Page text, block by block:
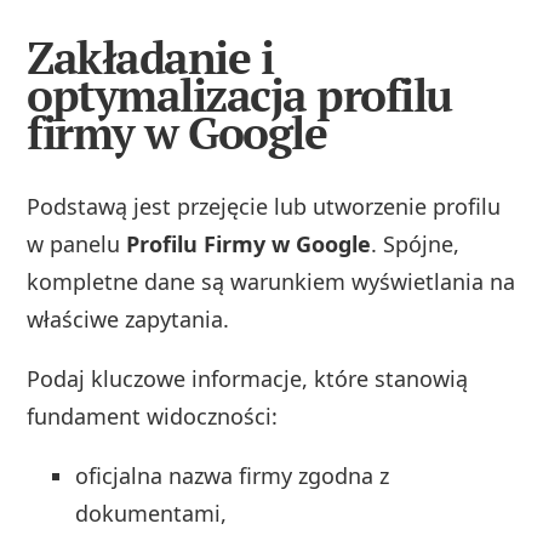
Zakładanie i
optymalizacja profilu
firmy w Google
Podstawą jest przejęcie lub utworzenie profilu
w panelu Profilu Firmy w Google. Spójne,
kompletne dane są warunkiem wyświetlania na
właściwe zapytania.
Podaj kluczowe informacje, które stanowią
fundament widoczności:
oficjalna nazwa firmy zgodna z
dokumentami,